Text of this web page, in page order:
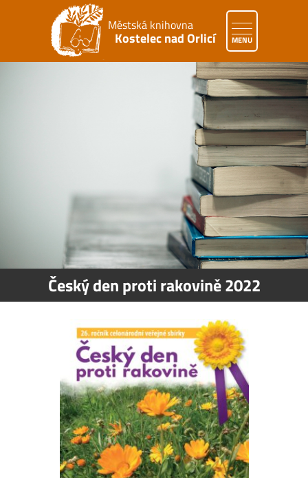
Městská knihovna
Kostelec nad Orlicí MENU
Český den proti rakovině 2022